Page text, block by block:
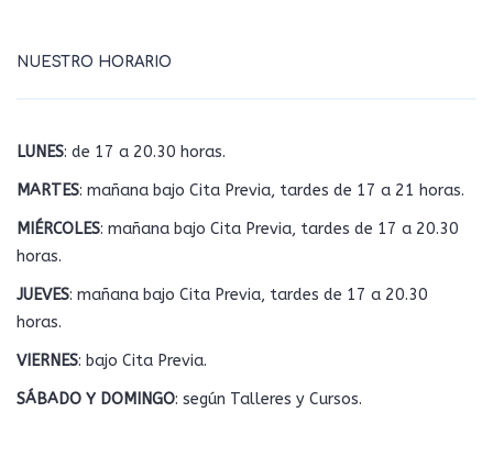
NUESTRO HORARIO
LUNES: de 17 a 20.30 horas.
MARTES: mañana bajo Cita Previa, tardes de 17 a 21 horas.
MIÉRCOLES: mañana bajo Cita Previa, tardes de 17 a 20.30
horas.
JUEVES: mañana bajo Cita Previa, tardes de 17 a 20.30
horas.
VIERNES: bajo Cita Previa.
SÁBADO Y DOMINGO: según Talleres y Cursos.